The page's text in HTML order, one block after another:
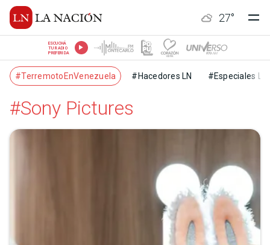
27°
ESCUCHÁ
TU RADIO
PREFERIDA
#TerremotoEnVenezuela #Hacedores LN #Especiales LN
#Sony Pictures